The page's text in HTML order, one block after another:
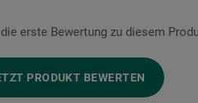
erste Bewertung zu diesem
PRODUKT BEWERTEN